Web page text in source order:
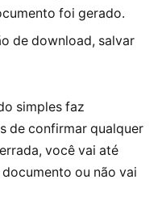
foi gerado.
de download, salvar
simples faz
de confirmar qualquer
você vai até
ou não vai